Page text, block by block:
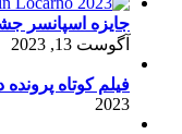
جایزه اسپانسر
آگوست 13, 2023
فیلم کوتاه پرونده
2023